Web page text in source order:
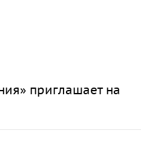
приглашает на